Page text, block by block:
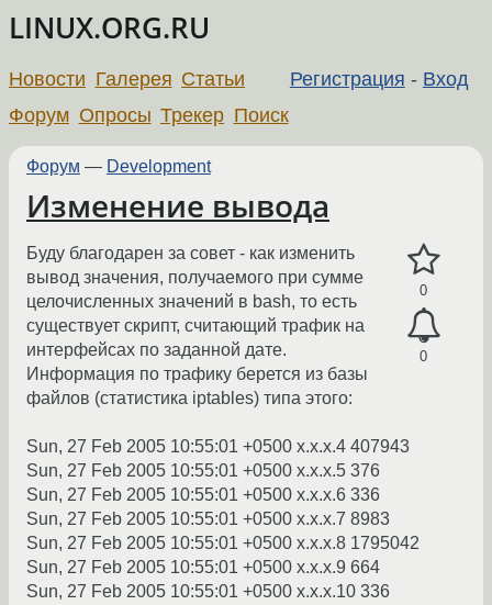
LINUX.ORG.RU
Регистрация - Вход
Новости Галерея Статьи
Форум Опросы Трекер Поиск
Форум — Development
Изменение вывода
0
0
Буду благодарен за совет - как изменить
вывод значения, получаемого при сумме
целочисленных значений в bash, то есть
существует скрипт, считающий трафик на
интерфейсах по заданной дате.
Информация по трафику берется из базы
файлов (статистика iptables) типа этого:
Sun, 27 Feb 2005 10:55:01 +0500 x.x.x.4 407943
Sun, 27 Feb 2005 10:55:01 +0500 x.x.x.5 376
Sun, 27 Feb 2005 10:55:01 +0500 x.x.x.6 336
Sun, 27 Feb 2005 10:55:01 +0500 x.x.x.7 8983
Sun, 27 Feb 2005 10:55:01 +0500 x.x.x.8 1795042
Sun, 27 Feb 2005 10:55:01 +0500 x.x.x.9 664
Sun, 27 Feb 2005 10:55:01 +0500 x.x.x.10 336